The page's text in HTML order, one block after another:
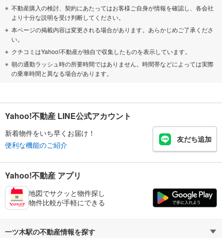
不動産購入の検討、契約にあたってはお客様ご自身が情報を確認し、各会社
より十分な説明を受け判断してください。
本ページの掲載内容は変更される場合があります。あらかじめご了承くださ
い。
クチコミはYahoo!不動産が独自で収集したものを表示しています。
朝の通勤ラッシュ時の所要時間ではありません。時間帯などによっては実際
の乗車時間と異なる場合があります。
Yahoo!不動産 LINE公式アカウント
新着物件をいち早くお届け！
便利な機能のご紹介
友だち追加
Yahoo!不動産 アプリ
地図でサクッと物件探し
物件比較が手軽にできる
一ツ木駅の不動産情報を探す